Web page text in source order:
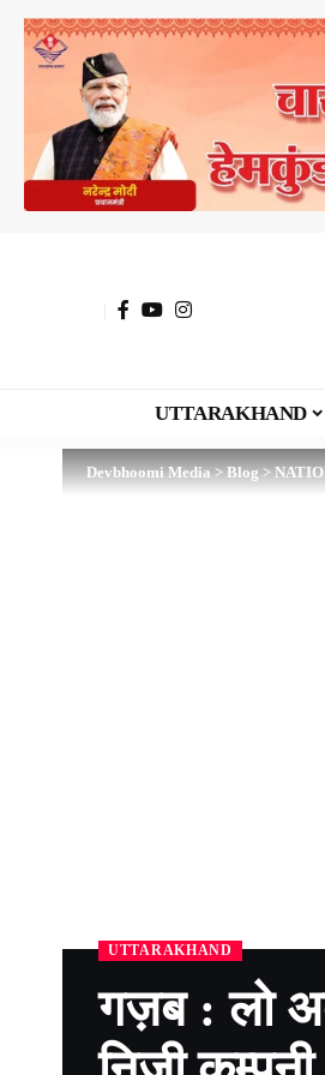
UTTARAKHAND
Devbhoomi Media>Blog>
UTTARAKHAND
गज़ब : लो